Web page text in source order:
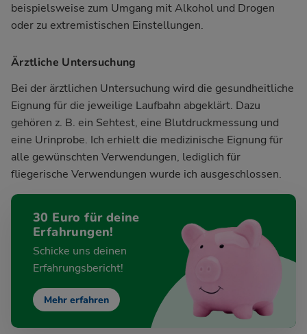
beispielsweise zum Umgang mit Alkohol und Drogen
oder zu extremistischen Einstellungen.
Ärztliche Untersuchung
Bei der ärztlichen Untersuchung wird die gesundheitliche
Eignung für die jeweilige Laufbahn abgeklärt. Dazu
gehören z. B. ein Sehtest, eine Blutdruckmessung und
eine Urinprobe. Ich erhielt die medizinische Eignung für
alle gewünschten Verwendungen, lediglich für
fliegerische Verwendungen wurde ich ausgeschlossen.
30 Euro für deine
Erfahrungen!
Schicke uns deinen
Erfahrungsbericht!
Mehr erfahren